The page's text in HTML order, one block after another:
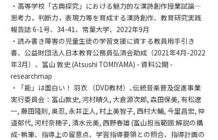
・高等学校「古典探究」における魅力的な漢詩創作授業試論―
思考力，判断力，表現力等を育成する漢詩創作、教育研究実践
報告誌 6-1号、34-41、常葉大学、2022年9月
・読み書き障害の児童生徒の学習支援に資する教員用手引き
書、公益財団法人日本教育公務員弘済会助成（2021年4月-2022
年3月）、冨山 敦史 (Atsushi TOMIYAMA) - 資料公開 -
researchmap
・「能」は面白い！ 羽衣 （DVD教材）､伝統音楽普及促進事業
実行委員会：冨山敦史, 河村晴久, 大倉源次郎, 森田保美, 有松遼
一, 藤田隆則, 奥忍, 永井正人, 村上美智子, 西村大輔, 今里昌宏, 仲
道郁代, 河村奈穂子, 清水元美, 西野春雄 (冨山担当範囲:解説の構
成･執筆、指導上の留意点、学習指導要領との照合、指導計画の